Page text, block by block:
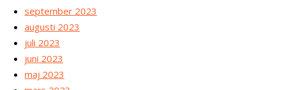
september 2023
augusti 2023
juli 2023
juni 2023
maj 2023